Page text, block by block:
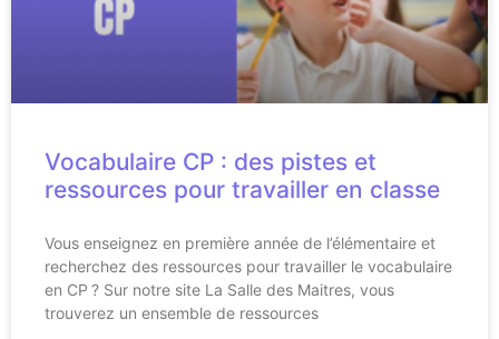
Vocabulaire CP : des pistes et
ressources pour travailler en classe
Vous enseignez en première année de l’élémentaire et
recherchez des ressources pour travailler le vocabulaire
en CP ? Sur notre site La Salle des Maitres, vous
trouverez un ensemble de ressources